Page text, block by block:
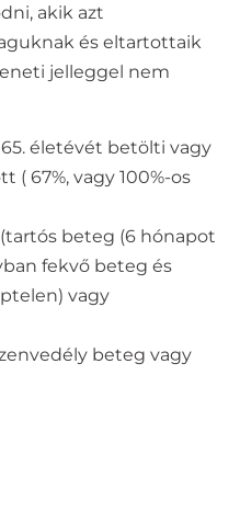
akik azt
és eltartottaik
jelleggel nem
életévét betölti vagy
( 67%, vagy 100%-os
beteg (6 hónapot
fekvő beteg és
vagy
beteg vagy